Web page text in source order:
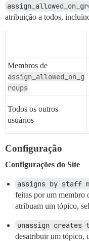
atribuição a todos,
Membros de
assign_allowed_on_g
roups
Todos os outros
usuários
Configuração
Configurações do Site
assigns by staff
feitas por um membro
atribuam um tópico,
unassign creates
desatribuir um tópico,